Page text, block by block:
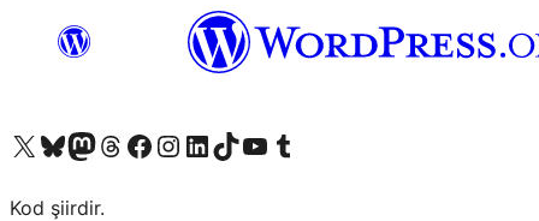
X (eski Twitter) hesabımıza bakın
Bluesky hesabımızı ziyaret edinMastodon hesabımızı ziyaret edinThreads hesabımızı ziyaret edinFacebook sayfamızı ziyaret edinInstagram hesabımızı ziyaret edinLinkedIn hesabımızı ziyaret edinTikTok hesabımızı ziyaret edinYouTube kanalımızı ziyaret edinTumblr hesabımızı ziyaret edin
Kod şiirdir.